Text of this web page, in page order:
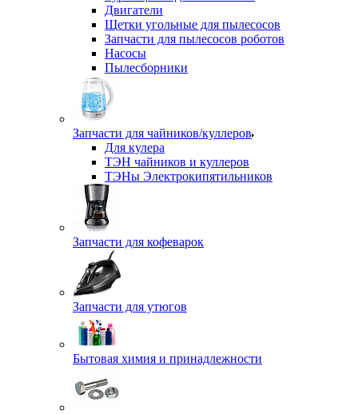
Двигатели
Щетки угольные для пылесосов
Запчасти для пылесосов роботов
Насосы
Пылесборники
Запчасти для чайников/куллеров
Для кулера
ТЭН чайников и куллеров
ТЭНы Электрокипятильников
Запчасти для кофеварок
Запчасти для утюгов
Бытовая химия и принадлежности